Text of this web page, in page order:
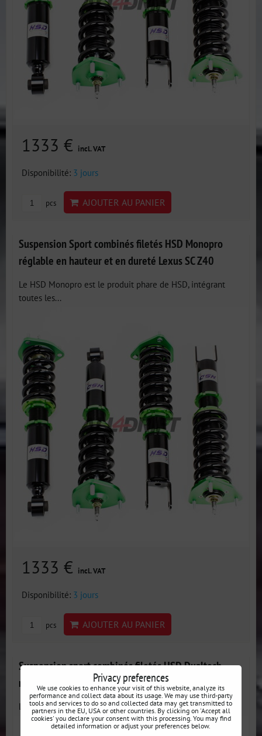
1333 € incl. VAT
Disponibilité: 3 jours
pcs AJOUTER AU PANIER
Suspension Sport combinés filetés HSD Monopro
réglable en hauteur et en dureté Lexus SC Z40
Le HSD Monopro est le produit phare de HSD, intégrant
toutes les...
1333 € incl. VAT
Disponibilité: 3 jours
pcs AJOUTER AU PANIER
Suspension sport combinés filetés HSD Dualtech
réglable en hauteur et en dureté Lexus SC Z30
Les amortisseurs et ressorts Dualtech sont conçus pour les...
Privacy preferences
We use cookies to enhance your visit of this website, analyze its
performance and collect data about its usage. We may use third-party
tools and services to do so and collected data may get transmitted to
partners in the EU, USA or other countries. By clicking on 'Accept all
cookies' you declare your consent with this processing. You may find
detailed information or adjust your preferences below.